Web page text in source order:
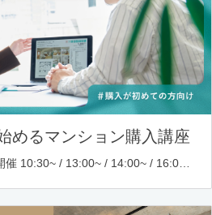
めるマンション購入講座
木・金・土・日・祝日開催 10:30~ / 13:00~ / 14:00~ / 16:00~ / 17:00~/ 18:30~/ 19:30~